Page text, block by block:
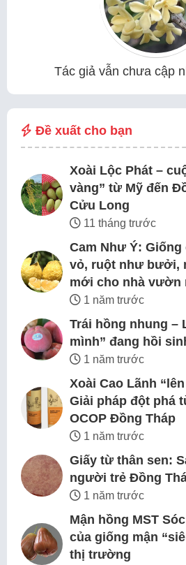
Tác giả vẫn chưa cập
Đề xuất cho bạn
Xoài Lộc Phát –
vàng” từ Mỹ đến
Cửu Long
11 tháng trước
Cam Như Ý:
vỏ, ruột như bưởi,
mới cho nhà vườn
1 năm trước
Trái hồng nhung –
mình” đang hồi
1 năm trước
Xoài Cao Lãnh
Giải pháp đột phá
OCOP Đồng Tháp
1 năm trước
Giấy từ thân sen:
người trẻ Đồng
1 năm trước
Mận hồng MST
của giống mận
thị trường